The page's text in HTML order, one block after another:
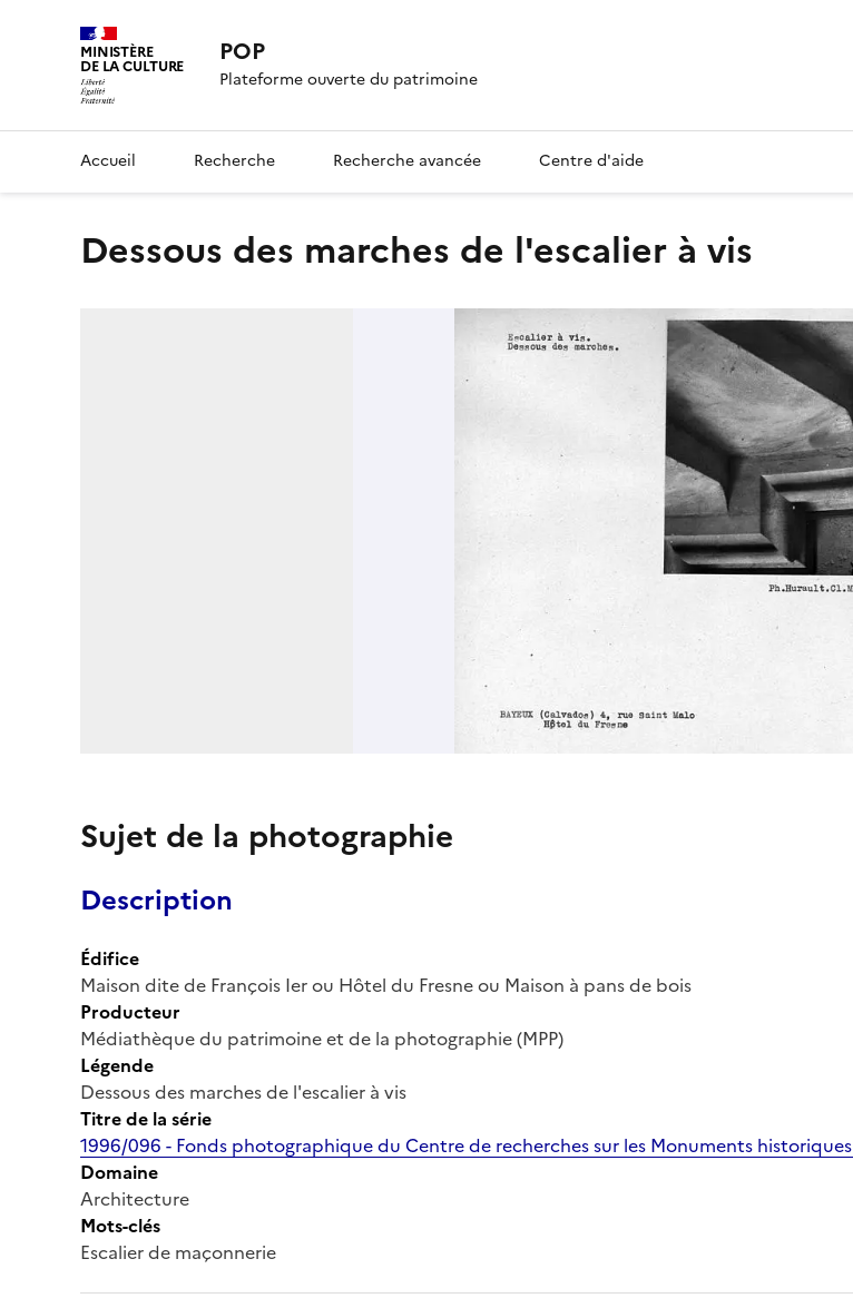
MINISTÈRE
DE LA CULTURE POP
Plateforme ouverte du patrimoine
Accueil Recherche Recherche avancée Centre d'aide
Dessous des marches de l'escalier à vis
Sujet de la photographie
Description
Édifice
Maison dite de François Ier ou Hôtel du Fresne ou Maison à pans de bois
Producteur
Médiathèque du patrimoine et de la photographie (MPP)
Légende
Dessous des marches de l'escalier à vis
Titre de la série
1996/096 - Fonds photographique du Centre de recherches sur les Monuments historiques
Domaine
Architecture
Mots-clés
Escalier de maçonnerie